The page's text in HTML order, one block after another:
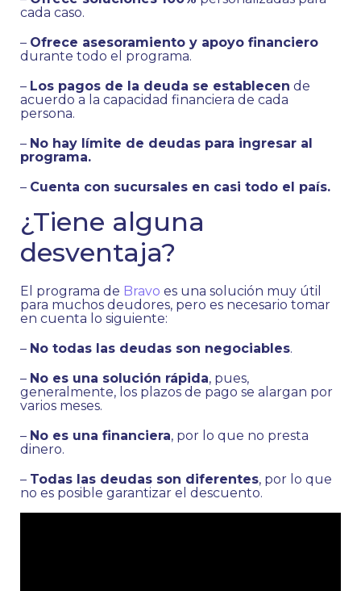
cada caso.
– Ofrece asesoramiento y apoyo financiero
durante todo el programa.
– Los pagos de la deuda se establecen de
acuerdo a la capacidad financiera de cada
persona.
– No hay límite de deudas para ingresar al
programa.
– Cuenta con sucursales en casi todo el país.
¿Tiene alguna
desventaja?
El programa de Bravo es una solución muy útil
para muchos deudores, pero es necesario tomar
en cuenta lo siguiente:
– No todas las deudas son negociables.
– No es una solución rápida, pues,
generalmente, los plazos de pago se alargan por
varios meses.
– No es una financiera, por lo que no presta
dinero.
– Todas las deudas son diferentes, por lo que
no es posible garantizar el descuento.